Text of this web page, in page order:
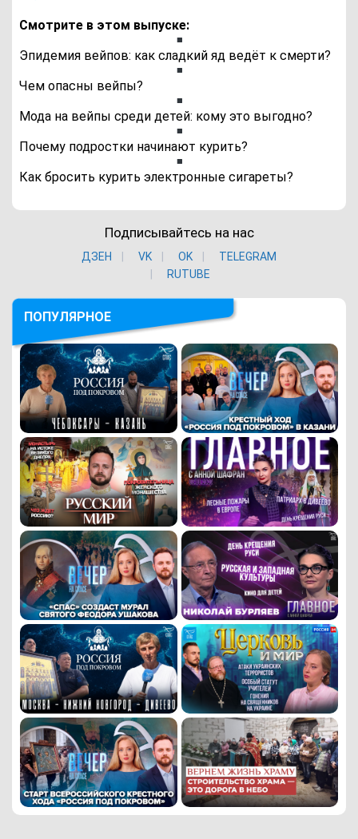
Смотрите в этом выпуске:
Эпидемия вейпов: как сладкий яд ведёт к смерти?
Чем опасны вейпы?
Мода на вейпы среди детей: кому это выгодно?
Почему подростки начинают курить?
Как бросить курить электронные сигареты?
Подписывайтесь на нас
ДЗЕН VK ОK
TELEGRAM
RUTUBE
ПОПУЛЯРНОЕ